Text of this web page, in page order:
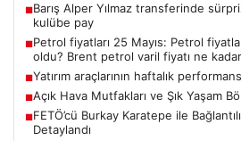
■Barış Alper Yılmaz transferinde
kulübe pay
■Petrol fiyatları 25 Mayıs: Petrol
oldu? Brent petrol varil fiyatı ne
■Yatırım araçlarının haftalık
■Açık Hava Mutfakları ve Şık Yaşam
■FETÖ’cü Burkay Karatepe ile
Detaylandı